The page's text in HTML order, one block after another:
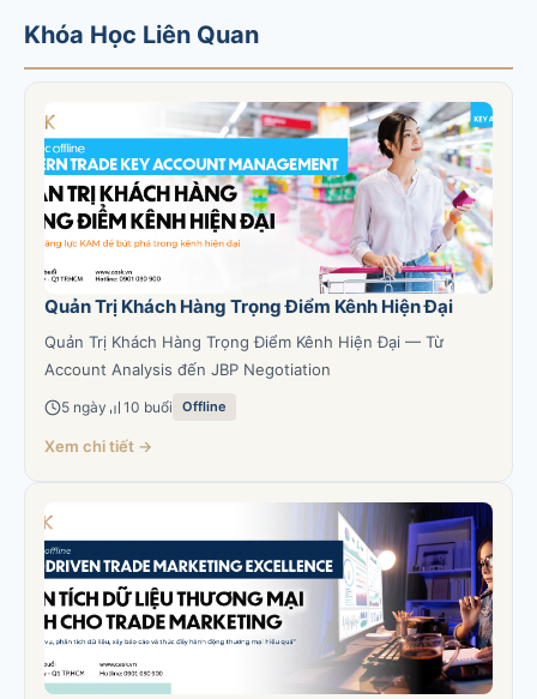
Khóa Học Liên Quan
Quản Trị Khách Hàng Trọng Điểm Kênh Hiện Đại
Quản Trị Khách Hàng Trọng Điểm Kênh Hiện Đại — Từ
Account Analysis đến JBP Negotiation
5 ngày 10 buổi Offline
Xem chi tiết →